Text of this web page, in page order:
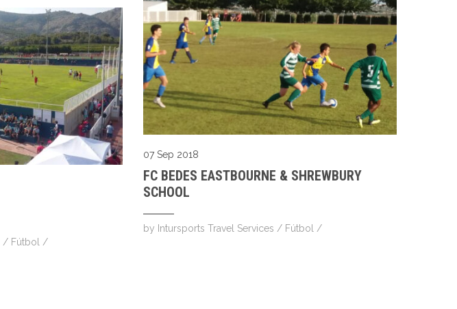
07 Sep 2018
FC BEDES EASTBOURNE & SHREWBURY
SCHOOL
by Intursports Travel Services / Fútbol /
/ Fútbol /